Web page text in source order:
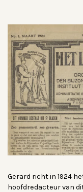
Gerard richt in 1924
hoofdredacteur van